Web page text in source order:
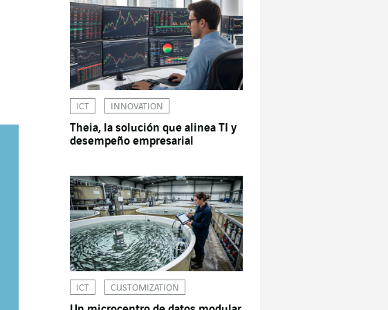
ICT INNOVATION
Theia, la solución que alinea TI y
desempeño empresarial
ICT CUSTOMIZATION